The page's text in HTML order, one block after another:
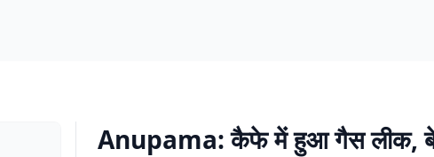
Anupama: कैफे में हुआ गैस लीक,